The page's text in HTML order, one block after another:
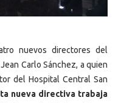
nuevos directores del
Carlo Sánchez, a quien
del Hospital Central San
nueva directiva trabaja